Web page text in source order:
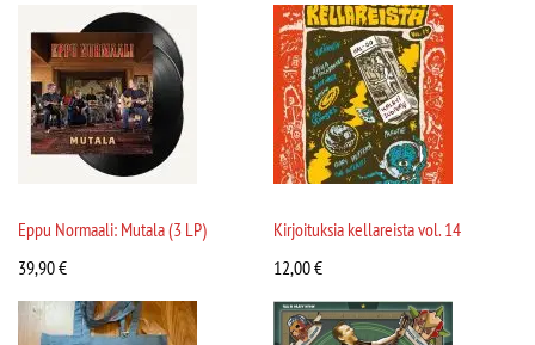
Eppu Normaali: Mutala (3 LP)
39,90€
Kirjoituksia kellareista vol. 14
12,00€